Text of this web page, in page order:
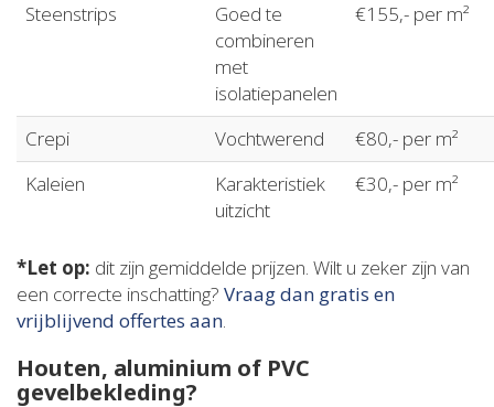
Steenstrips
Goed te
combineren
met
isolatiepanelen
€155,- per m²
Crepi Vochtwerend
€80,- per m²
Kaleien
Karakteristiek
uitzicht
€30,- per m²
*Let op: dit zijn gemiddelde prijzen. Wilt u zeker zijn van
een correcte inschatting? Vraag dan gratis en
vrijblijvend offertes aan.
Houten, aluminium of PVC
gevelbekleding?